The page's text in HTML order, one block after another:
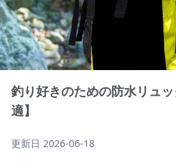
釣り好きのための防水リュ
適】
更新日 2026-06-18